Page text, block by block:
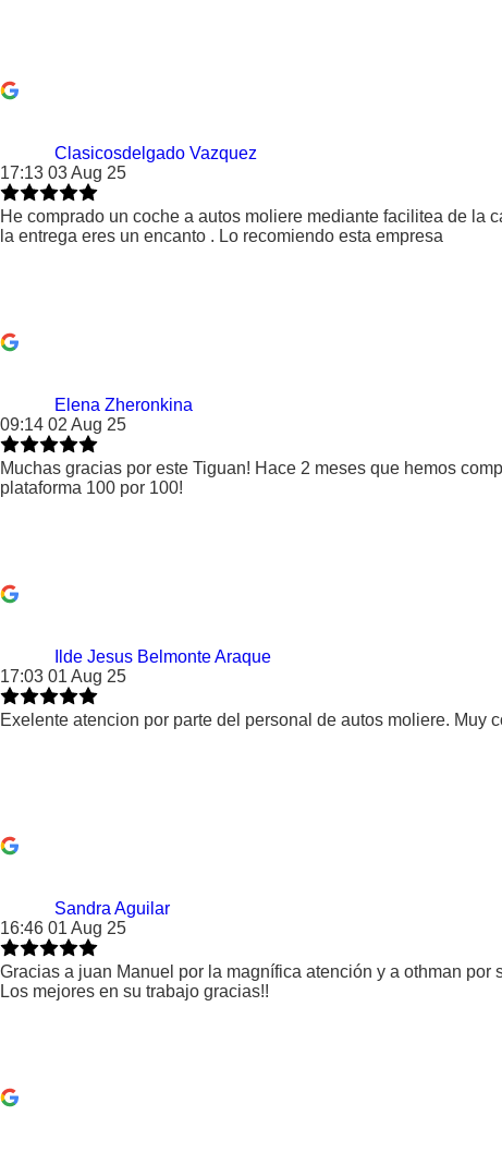
Clasicosdelgado Vazquez
17:13 03 Aug 25
He comprado un coche a autos moliere mediante facilitea de la
la entrega eres un encanto . Lo recomiendo esta empresa
Elena Zheronkina
09:14 02 Aug 25
Muchas gracias por este Tiguan! Hace 2 meses que hemos
plataforma 100 por 100!
Ilde Jesus Belmonte Araque
17:03 01 Aug 25
Exelente atencion por parte del personal de autos moliere. Muy
Sandra Aguilar
16:46 01 Aug 25
Gracias a juan Manuel por la magnífica atención y a othman por
Los mejores en su trabajo gracias!!